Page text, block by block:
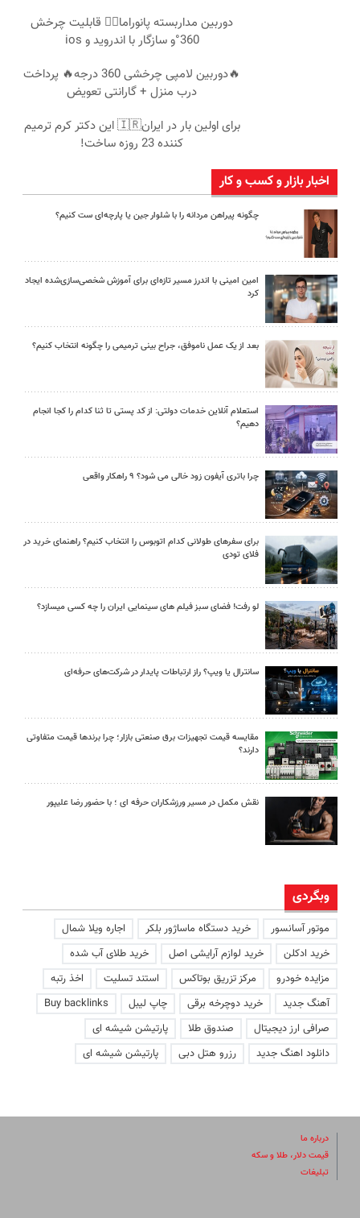
دوربین مداربسته پانوراما👈🏻 قابلیت چرخش
360°و سازگار با اندروید و ios
🔥دوربین لامپی چرخشی 360 درجه🔥 پرداخت
درب منزل + گارانتی تعویض
برای اولین بار در ایران🇮🇷 این دکتر کرم ترمیم
کننده 23 روزه ساخت!
اخبار بازار و کسب و کار
چگونه پیراهن مردانه را با شلوار جین یا پارچه‌ای ست کنیم؟
امین امینی با اندرز مسیر تازه‌ای برای آموزش شخصی‌سازی‌شده ایجاد
کرد
بعد از یک عمل ناموفق، جراح بینی ترمیمی را چگونه انتخاب کنیم؟
استعلام آنلاین خدمات دولتی: از کد پستی تا ثنا کدام را کجا انجام
دهیم؟
چرا باتری آیفون زود خالی می شود؟ ۹ راهکار واقعی
برای سفرهای طولانی کدام اتوبوس را انتخاب کنیم؟ راهنمای خرید در
فلای تودی
لو رفت! فضای سبز فیلم های سینمایی ایران را چه کسی میسازد؟
سانترال یا ویپ؟ راز ارتباطات پایدار در شرکت‌های حرفه‌ای
مقایسه قیمت تجهیزات برق صنعتی بازار؛ چرا برندها قیمت متفاوتی
دارند؟
نقش مکمل در مسیر ورزشکاران حرفه ای ؛ با حضور رضا علیپور
وبگردی
موتور آسانسور خرید دستگاه ماساژور بلکر
اجاره ویلا شمال
خرید ادکلن
خرید لوازم آرایشی اصل
خرید طلای آب شده
مزایده خودرو
مرکز تزریق بوتاکس استند تسلیت
اخذ رتبه
آهنگ جدید
خرید دوچرخه برقی چاپ لیبل
Buy backlinks
صرافی ارز دیجیتال
صندوق طلا
پارتیشن شیشه ای
دانلود اهنگ جدید
رزرو هتل دبی پارتیشن شیشه ای
درباره ما
قیمت دلار، طلا و سکه
تبلیغات